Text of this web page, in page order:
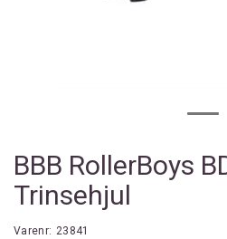
BBB RollerBoys
Trinsehjul
Varenr: 23841